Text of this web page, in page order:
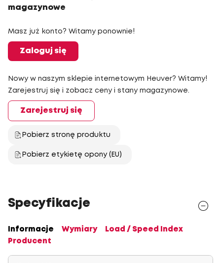
magazynowe
Masz już konto? Witamy ponownie!
Zaloguj się
Nowy w naszym sklepie internetowym Heuver? Witamy!
Zarejestruj się i zobacz ceny i stany magazynowe.
Zarejestruj się
Pobierz stronę produktu
Pobierz etykietę opony (EU)
Specyfikacje
Informacje Wymiary
Load / Speed Index
Producent